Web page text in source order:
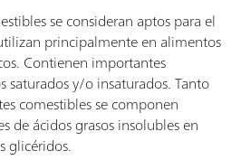
se consideran aptos para el
principalmente en alimentos
Contienen importantes
saturados y/o insaturados. Tanto
comestibles se componen
de ácidos grasos insolubles en
glicéridos.